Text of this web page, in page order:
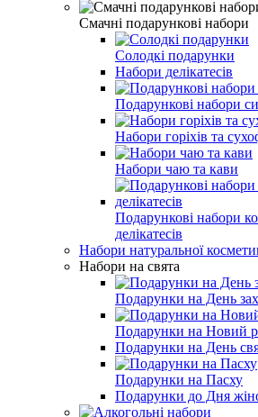
Смачні подарункові набори
Солодкі подарунки
Набори делікатесів
Подарункові набори
Набори горіхів та
Набори чаю та кави
Подарункові набори
делікатесів
Набори натуральної
Набори на свята
Подарунки на День
Подарунки на Новий
Подарунки на День
Подарунки на Пасху
Подарунки до Дня